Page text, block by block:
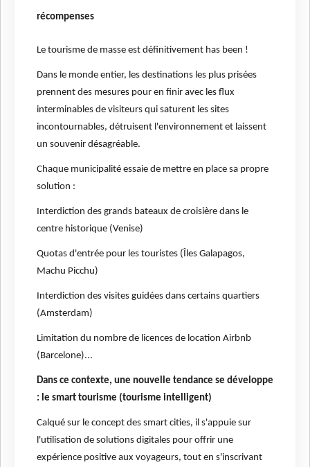
récompenses
Le tourisme de masse est définitivement has been !
Dans le monde entier, les destinations les plus prisées
prennent des mesures pour en finir avec les flux
interminables de visiteurs qui saturent les sites
incontournables, détruisent l'environnement et laissent
un souvenir désagréable.
Chaque municipalité essaie de mettre en place sa propre
solution :
Interdiction des grands bateaux de croisière dans le
centre historique (Venise)
Quotas d'entrée pour les touristes (Îles Galapagos,
Machu Picchu)
Interdiction des visites guidées dans certains quartiers
(Amsterdam)
Limitation du nombre de licences de location Airbnb
(Barcelone)...
Dans ce contexte, une nouvelle tendance se développe
: le smart tourisme (tourisme intelligent)
Calqué sur le concept des smart cities, il s'appuie sur
l'utilisation de solutions digitales pour offrir une
expérience positive aux voyageurs, tout en s'inscrivant